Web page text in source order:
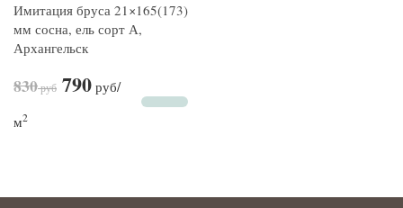
Имитация бруса 21×165(173)
мм сосна, ель сорт А,
Архангельск
830руб 790 руб/
м2